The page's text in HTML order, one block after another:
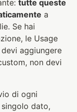
tutte queste
a
Se hai
le Usage
aggiungere
non devi
di ogni
dato,